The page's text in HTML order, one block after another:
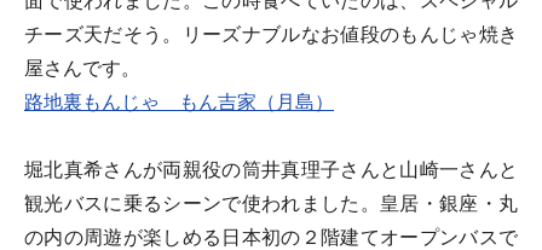
チーズ天だそう。リーズナブルなお値段のもんじゃ焼き
屋さんです。
路地裏もんじゃ もん吉家（月島）
堀北真希さんが両親役の筒井真理子さんと山崎一さんと
観光バスに乗るシーンで使われました。皇居・銀座・丸
の内の周遊が楽しめる日本初の２階建てオープンバスで